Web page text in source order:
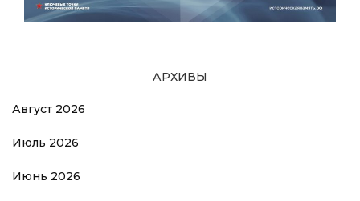
АРХИВЫ
Август 2026
Июль 2026
Июнь 2026